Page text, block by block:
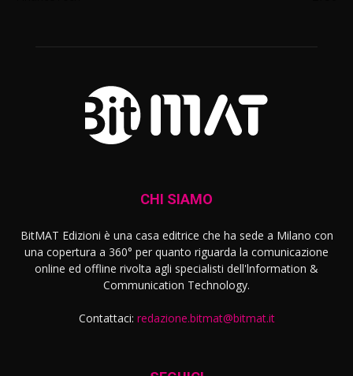
CHI SIAMO
BitMAT Edizioni è una casa editrice che ha sede a Milano con
una copertura a 360° per quanto riguarda la comunicazione
online ed offline rivolta agli specialisti dell'lnformation &
Communication Technology.
Contattaci: redazione.bitmat@bitmat.it